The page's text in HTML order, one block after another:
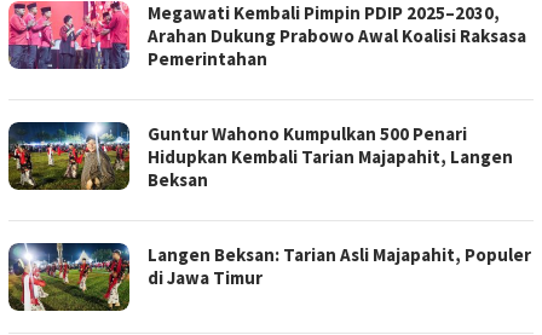
Megawati Kembali Pimpin PDIP 2025–2030,
Arahan Dukung Prabowo Awal Koalisi Raksasa
Pemerintahan
Guntur Wahono Kumpulkan 500 Penari
Hidupkan Kembali Tarian Majapahit, Langen
Beksan
Langen Beksan: Tarian Asli Majapahit, Populer
di Jawa Timur